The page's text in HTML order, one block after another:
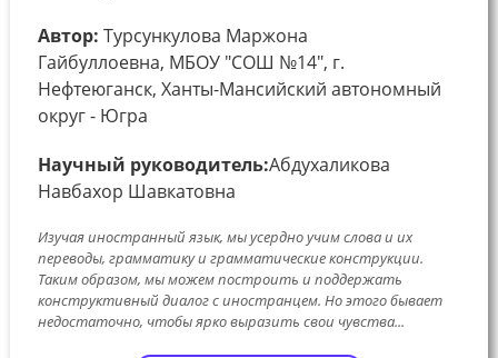
Автор: Турсункулова Маржона
Гайбуллоевна, МБОУ "СОШ №14", г.
Нефтеюганск, Ханты-Мансийский автономный
округ - Югра
Научный руководитель:Абдухаликова
Навбахор Шавкатовна
Изучая иностранный язык, мы усердно учим слова и их
переводы, грамматику и грамматические конструкции.
Таким образом, мы можем построить и поддержать
конструктивный диалог с иностранцем. Но этого бывает
недостаточно, чтобы ярко выразить свои чувства...